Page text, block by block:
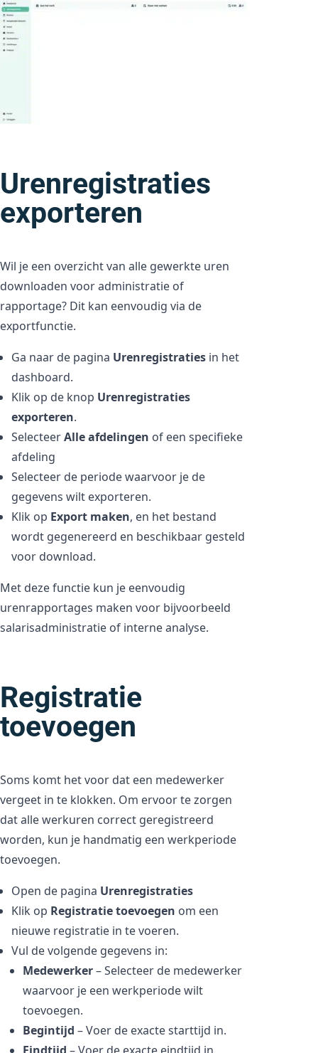
Urenregistraties
exporteren
Wil je een overzicht van alle gewerkte uren
downloaden voor administratie of
rapportage? Dit kan eenvoudig via de
exportfunctie.
Ga naar de pagina Urenregistraties in het
dashboard.
Klik op de knop Urenregistraties
exporteren.
SelecteerAlle afdelingen of een specifieke
afdeling
Selecteer de periode waarvoor je de
gegevens wilt exporteren.
Klik op Export maken, en het bestand
wordt gegenereerd en beschikbaar gesteld
voor download.
Met deze functie kun je eenvoudig
urenrapportages maken voor bijvoorbeeld
salarisadministratie of interne analyse.
Registratie
toevoegen
Soms komt het voor dat een medewerker
vergeet in te klokken. Om ervoor te zorgen
dat alle werkuren correct geregistreerd
worden, kun je handmatig een werkperiode
toevoegen.
Open de pagina Urenregistraties
Klik op Registratie toevoegen om een
nieuwe registratie in te voeren.
Vul de volgende gegevens in:
Medewerker– Selecteer de medewerker
waarvoor je een werkperiode wilt
toevoegen.
Begintijd – Voer de exacte starttijd in.